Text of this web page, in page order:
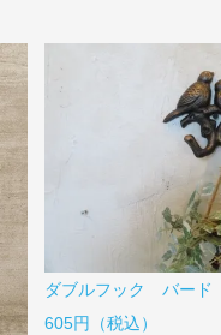
ダブルフック バード
605円（税込）